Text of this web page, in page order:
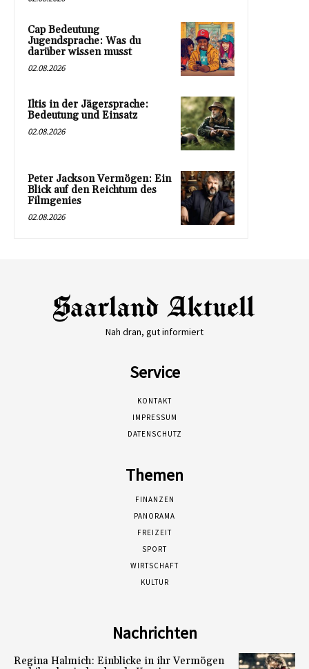
Cap Bedeutung
Jugendsprache: Was du
darüber wissen musst
02.08.2026
Iltis in der Jägersprache:
Bedeutung und Einsatz
02.08.2026
Peter Jackson Vermögen: Ein
Blick auf den Reichtum des
Filmgenies
02.08.2026
Nah dran, gut informiert
Service
KONTAKT
IMPRESSUM
DATENSCHUTZ
Themen
FINANZEN
PANORAMA
FREIZEIT
SPORT
WIRTSCHAFT
KULTUR
Nachrichten
Regina Halmich: Einblicke in ihr Vermögen